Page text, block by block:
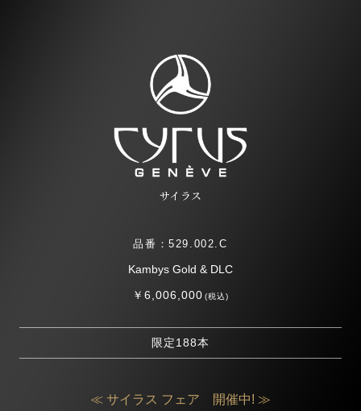
サイラス
品番：529.002.C
Kambys Gold & DLC
￥6,006,000(税込)
限定188本
≪ サイラス フェア 開催中! ≫